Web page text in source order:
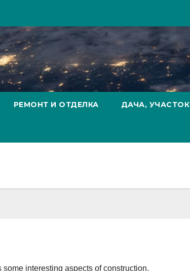
РЕМОНТ И ОТДЕЛКА ДАЧА, УЧАСТОК
interesting aspects of construction.